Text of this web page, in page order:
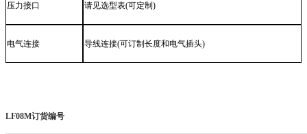
压力接口 请见选型表(可定制)
电气连接 导线连接(可订制长度和电气插头)
LF08M订货编号